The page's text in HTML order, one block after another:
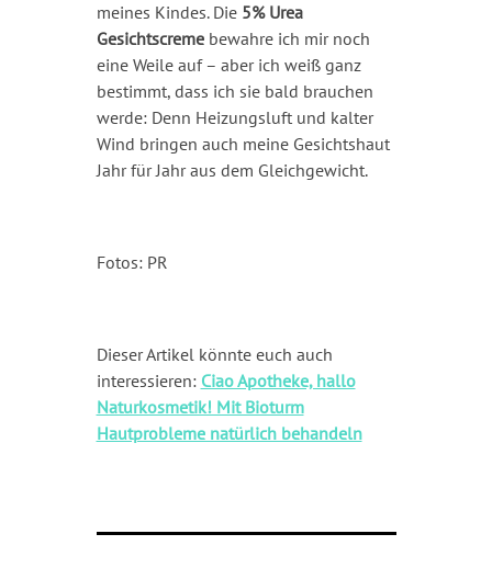
meines Kindes. Die 5% Urea
Gesichtscremebewahre ich mir noch
eine Weile auf – aber ich weiß ganz
bestimmt, dass ich sie bald brauchen
werde: Denn Heizungsluft und kalter
Wind bringen auch meine Gesichtshaut
Jahr für Jahr aus dem Gleichgewicht.
Fotos: PR
Dieser Artikel könnte euch auch
interessieren: Ciao Apotheke, hallo
Naturkosmetik! Mit Bioturm
Hautprobleme natürlich behandeln